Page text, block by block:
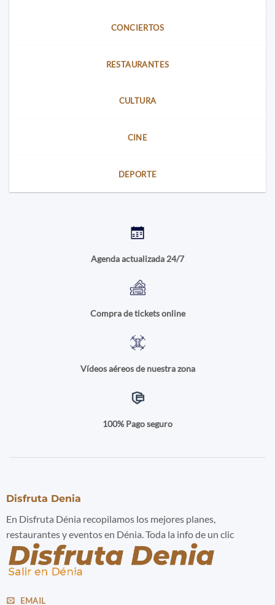
CONCIERTOS
RESTAURANTES
CULTURA
CINE
DEPORTE
Agenda actualizada 24/7
Compra de tickets online
Vídeos aéreos de nuestra zona
100% Pago seguro
Disfruta Denia
En Disfruta Dénia recopilamos los mejores planes,
restaurantes y eventos en Dénia. Toda la info de un clic
EMAIL